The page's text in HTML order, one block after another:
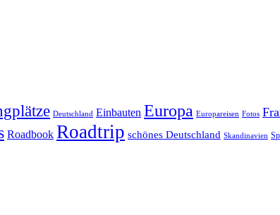
Deutschland Einbauten Europa Europareisen Fotos
Roadbook Roadtrip schönes Deutschland Skandinavien